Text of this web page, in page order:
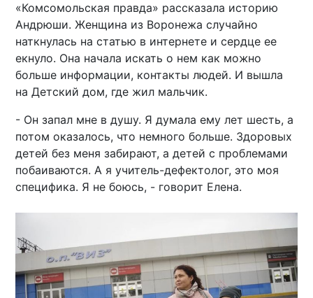
«Комсомольская правда» рассказала историю
Андрюши. Женщина из Воронежа случайно
наткнулась на статью в интернете и сердце ее
екнуло. Она начала искать о нем как можно
больше информации, контакты людей. И вышла
на Детский дом, где жил мальчик.
- Он запал мне в душу. Я думала ему лет шесть, а
потом оказалось, что немного больше. Здоровых
детей без меня забирают, а детей с проблемами
побаиваются. А я учитель-дефектолог, это моя
специфика. Я не боюсь, - говорит Елена.